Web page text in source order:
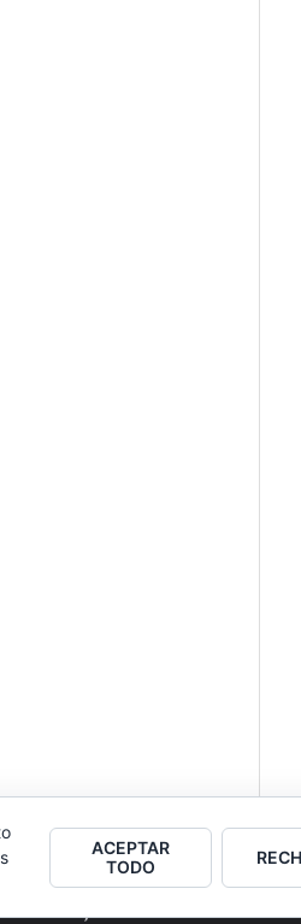
Burbuja
ACEPTAR
TODO